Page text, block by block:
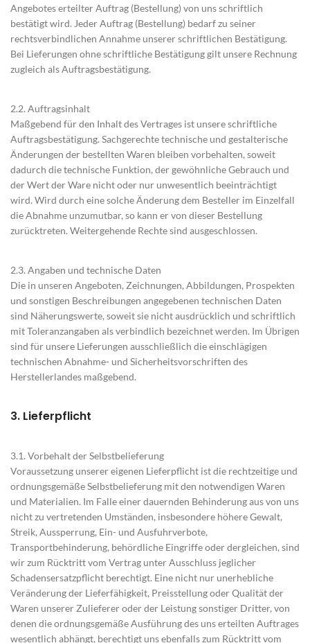
Angebotes erteilter Auftrag (Bestellung) von uns schriftlich
bestätigt wird. Jeder Auftrag (Bestellung) bedarf zu seiner
rechtsverbindlichen Annahme unserer schriftlichen Bestätigung.
Bei Lieferungen ohne schriftliche Bestätigung gilt unsere Rechnung
zugleich als Auftragsbestätigung.
2.2. Auftragsinhalt
Maßgebend für den Inhalt des Vertrages ist unsere schriftliche
Auftragsbestätigung. Sachgerechte technische und gestalterische
Änderungen der bestellten Waren bleiben vorbehalten, soweit
dadurch die technische Funktion, der gewöhnliche Gebrauch und
der Wert der Ware nicht oder nur unwesentlich beeinträchtigt
wird. Wird durch eine solche Änderung dem Besteller im Einzelfall
die Abnahme unzumutbar, so kann er von dieser Bestellung
zurücktreten. Weitergehende Rechte sind ausgeschlossen.
2.3. Angaben und technische Daten
Die in unseren Angeboten, Zeichnungen, Abbildungen, Prospekten
und sonstigen Beschreibungen angegebenen technischen Daten
sind Näherungswerte, soweit sie nicht ausdrücklich und schriftlich
mit Toleranzangaben als verbindlich bezeichnet werden. Im Übrigen
sind für unsere Lieferungen ausschließlich die einschlägigen
technischen Abnahme- und Sicherheitsvorschriften des
Herstellerlandes maßgebend.
3. Lieferpflicht
3.1. Vorbehalt der Selbstbelieferung
Voraussetzung unserer eigenen Lieferpflicht ist die rechtzeitige und
ordnungsgemäße Selbstbelieferung mit den notwendigen Waren
und Materialien. Im Falle einer dauernden Behinderung aus von uns
nicht zu vertretenden Umständen, insbesondere höhere Gewalt,
Streik, Aussperrung, Ein- und Ausfuhrverbote,
Transportbehinderung, behördliche Eingriffe oder dergleichen, sind
wir zum Rücktritt vom Vertrag unter Ausschluss jeglicher
Schadensersatzpflicht berechtigt. Eine nicht nur unerhebliche
Veränderung der Lieferfähigkeit, Preisstellung oder Qualität der
Waren unserer Zulieferer oder der Leistung sonstiger Dritter, von
denen die ordnungsgemäße Ausführung des uns erteilten Auftrages
wesentlich abhängt, berechtigt uns ebenfalls zum Rücktritt vom